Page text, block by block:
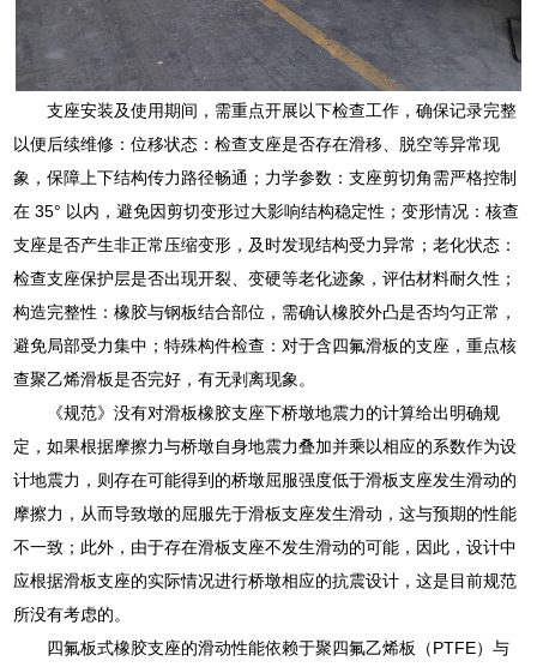
支座安装及使用期间，需重点开展以下检查工作，确保记录完整
以便后续维修：位移状态：检查支座是否存在滑移、脱空等异常现
象，保障上下结构传力路径畅通；力学参数：支座剪切角需严格控制
在 35° 以内，避免因剪切变形过大影响结构稳定性；变形情况：核查
支座是否产生非正常压缩变形，及时发现结构受力异常；老化状态：
检查支座保护层是否出现开裂、变硬等老化迹象，评估材料耐久性；
构造完整性：橡胶与钢板结合部位，需确认橡胶外凸是否均匀正常，
避免局部受力集中；特殊构件检查：对于含四氟滑板的支座，重点核
查聚乙烯滑板是否完好，有无剥离现象。
《规范》没有对滑板橡胶支座下桥墩地震力的计算给出明确规
定，如果根据摩擦力与桥墩自身地震力叠加并乘以相应的系数作为设
计地震力，则存在可能得到的桥墩屈服强度低于滑板支座发生滑动的
摩擦力，从而导致墩的屈服先于滑板支座发生滑动，这与预期的性能
不一致；此外，由于存在滑板支座不发生滑动的可能，因此，设计中
应根据滑板支座的实际情况进行桥墩相应的抗震设计，这是目前规范
所没有考虑的。
四氟板式橡胶支座的滑动性能依赖于聚四氟乙烯板（PTFE）与